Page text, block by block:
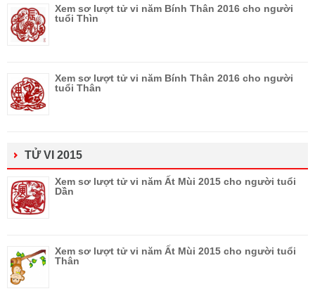
Xem sơ lượt tử vi năm Bính Thân 2016 cho người
tuổi Thìn
Xem sơ lượt tử vi năm Bính Thân 2016 cho người
tuổi Thân
TỬ VI 2015
Xem sơ lượt tử vi năm Ất Mùi 2015 cho người tuổi
Dần
Xem sơ lượt tử vi năm Ất Mùi 2015 cho người tuổi
Thân